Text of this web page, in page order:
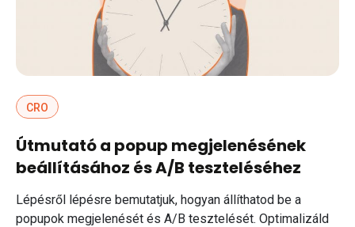
CRO
Útmutató a popup megjelenésének
beállításához és A/B teszteléséhez
Lépésről lépésre bemutatjuk, hogyan állíthatod be a
popupok megjelenését és A/B tesztelését. Optimalizáld